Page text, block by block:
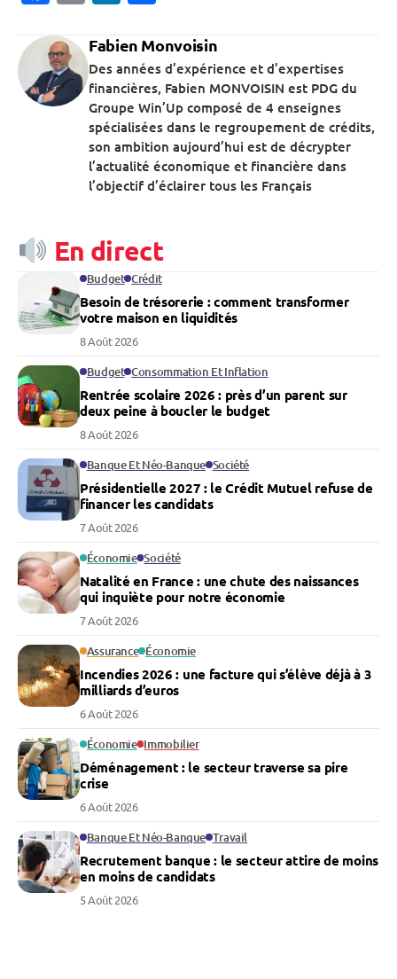
Fabien Monvoisin
Des années d’expérience et d’expertises
financières, Fabien MONVOISIN est PDG du
Groupe Win’Up composé de 4 enseignes
spécialisées dans le regroupement de crédits,
son ambition aujourd’hui est de décrypter
l’actualité économique et financière dans
l’objectif d’éclairer tous les Français
En direct
Budget Crédit
Besoin de trésorerie : comment transformer
votre maison en liquidités
8 Août 2026
Budget Consommation Et Inflation
Rentrée scolaire 2026 : près d’un parent sur
deux peine à boucler le budget
8 Août 2026
Banque Et Néo-Banque Société
Présidentielle 2027 : le Crédit Mutuel refuse de
financer les candidats
7 Août 2026
Économie Société
Natalité en France : une chute des naissances
qui inquiète pour notre économie
7 Août 2026
Assurance Économie
Incendies 2026 : une facture qui s’élève déjà à 3
milliards d’euros
6 Août 2026
Économie Immobilier
Déménagement : le secteur traverse sa pire
crise
6 Août 2026
Banque Et Néo-Banque Travail
Recrutement banque : le secteur attire de moins
en moins de candidats
5 Août 2026